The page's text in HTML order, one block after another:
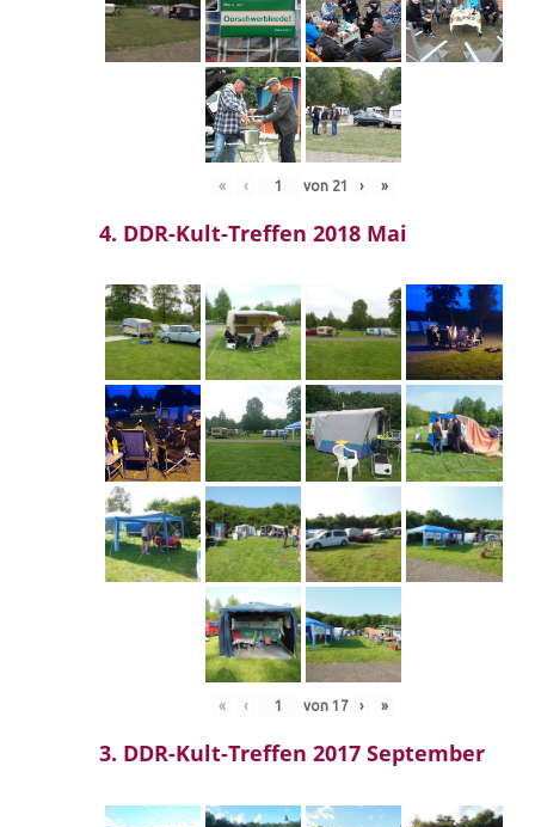
« ‹ von 21 › »
4. DDR-Kult-Treffen 2018 Mai
« ‹ von 17 › »
3. DDR-Kult-Treffen 2017 September